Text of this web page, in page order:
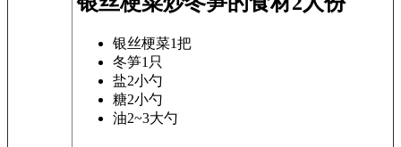
银丝梗菜1把
冬笋1只
盐2小勺
糖2小勺
油2~3大勺